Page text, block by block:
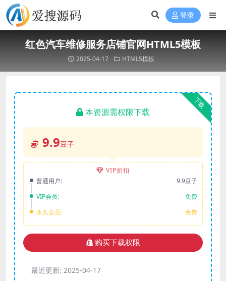
登录
红色汽车维修服务店铺官网HTML5模板
2025-04-17 HTML5模板
下载
本资源需权限下载
9.9豆子
VIP折扣
普通用户:
9.9豆子
VIP会员:
免费
永久会员:
免费
购买下载权限
最近更新: 2025-04-17